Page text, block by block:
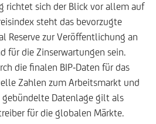
richtet sich der Blick vor allem auf
steht das bevorzugte
Reserve zur Veröffentlichung an
für die Zinserwartungen sein.
die finalen BIP-Daten für das
Zahlen zum Arbeitsmarkt und
gebündelte Datenlage gilt als
für die globalen Märkte.